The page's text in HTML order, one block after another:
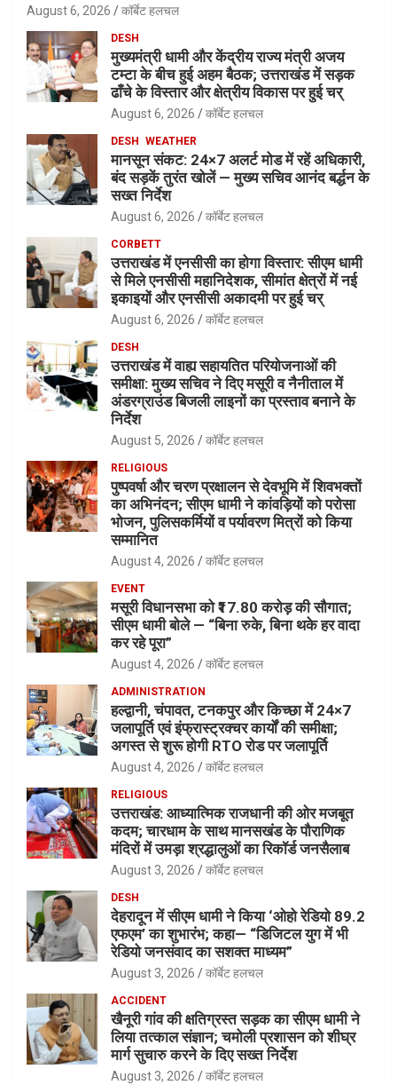
August 6, 2026 कॉर्बेट हलचल
DESH
मुख्यमंत्री धामी और केंद्रीय राज्य मंत्री अजय
टम्टा के बीच हुई अहम बैठक; उत्तराखंड में सड़क
ढाँचे के विस्तार और क्षेत्रीय विकास पर हुई चर्
August 6, 2026 कॉर्बेट हलचल
DESH WEATHER
मानसून संकट: 24×7 अलर्ट मोड में रहें अधिकारी,
बंद सड़कें तुरंत खोलें — मुख्य सचिव आनंद बर्द्धन के
सख्त निर्देश
August 6, 2026 कॉर्बेट हलचल
CORBETT
उत्तराखंड में एनसीसी का होगा विस्तार: सीएम धामी
से मिले एनसीसी महानिदेशक, सीमांत क्षेत्रों में नई
इकाइयों और एनसीसी अकादमी पर हुई चर्
August 6, 2026 कॉर्बेट हलचल
DESH
उत्तराखंड में वाह्य सहायतित परियोजनाओं की
समीक्षा: मुख्य सचिव ने दिए मसूरी व नैनीताल में
अंडरग्राउंड बिजली लाइनों का प्रस्ताव बनाने के
निर्देश
August 5, 2026 कॉर्बेट हलचल
RELIGIOUS
पुष्पवर्षा और चरण प्रक्षालन से देवभूमि में शिवभक्तों
का अभिनंदन; सीएम धामी ने कांवड़ियों को परोसा
भोजन, पुलिसकर्मियों व पर्यावरण मित्रों को किया
सम्मानित
August 4, 2026 कॉर्बेट हलचल
EVENT
मसूरी विधानसभा को ₹17.80 करोड़ की सौगात;
सीएम धामी बोले — “बिना रुके, बिना थके हर वादा
कर रहे पूरा”
August 4, 2026 कॉर्बेट हलचल
ADMINISTRATION
हल्द्वानी, चंपावत, टनकपुर और किच्छा में 24×7
जलापूर्ति एवं इंफ्रास्ट्रक्चर कार्यों की समीक्षा;
अगस्त से शुरू होगी RTO रोड पर जलापूर्ति
August 4, 2026 कॉर्बेट हलचल
RELIGIOUS
उत्तराखंड: आध्यात्मिक राजधानी की ओर मजबूत
कदम; चारधाम के साथ मानसखंड के पौराणिक
मंदिरों में उमड़ा श्रद्धालुओं का रिकॉर्ड जनसैलाब
August 3, 2026 कॉर्बेट हलचल
DESH
देहरादून में सीएम धामी ने किया ‘ओहो रेडियो 89.2
एफएम’ का शुभारंभ; कहा— “डिजिटल युग में भी
रेडियो जनसंवाद का सशक्त माध्यम”
August 3, 2026 कॉर्बेट हलचल
ACCIDENT
खैनूरी गांव की क्षतिग्रस्त सड़क का सीएम धामी ने
लिया तत्काल संज्ञान; चमोली प्रशासन को शीघ्र
मार्ग सुचारु करने के दिए सख्त निर्देश
August 3, 2026 कॉर्बेट हलचल